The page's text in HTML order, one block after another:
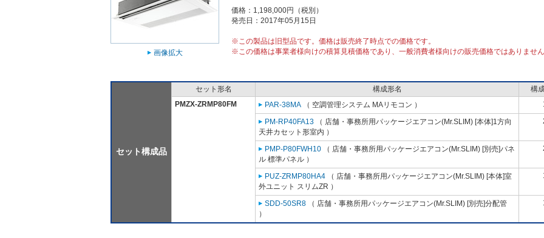
画像拡大
価格：1,198,000円（税別）
発売日：2017年05月15日
※この製品は旧型品です。価格は販売終了時点での価格です。
※この価格は事業者様向けの積算見積価格であり、一般消費者様向けの販売価格ではありませ
セット構成品
セット形名 構成形名
構
PMZX-ZRMP80FM
PAR-38MA （ 空調管理システム MAリモコン ）
PM-RP40FA13 （ 店舗・事務所用パッケージエアコン(Mr.SLIM) [本体]1方向
天井カセット形室内 ）
PMP-P80FWH10 （ 店舗・事務所用パッケージエアコン(Mr.SLIM) [別売]パネ
ル 標準パネル ）
PUZ-ZRMP80HA4 （ 店舗・事務所用パッケージエアコン(Mr.SLIM) [本体]室
外ユニット スリムZR ）
SDD-50SR8 （ 店舗・事務所用パッケージエアコン(Mr.SLIM) [別売]分配管
）